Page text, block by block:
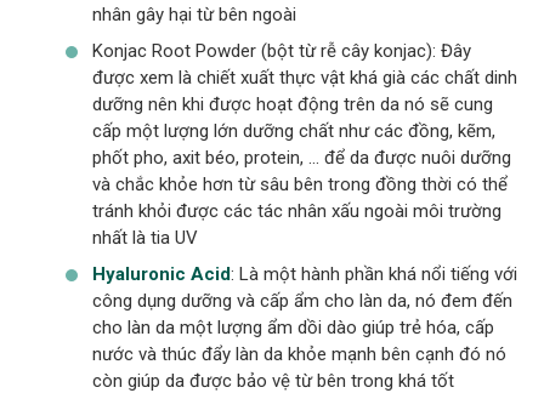
nhân gây hại từ bên ngoài
Konjac Root Powder (bột từ rễ cây konjac): Đây
được xem là chiết xuất thực vật khá già các chất dinh
dưỡng nên khi được hoạt động trên da nó sẽ cung
cấp một lượng lớn dưỡng chất như các đồng, kẽm,
phốt pho, axit béo, protein, … để da được nuôi dưỡng
và chắc khỏe hơn từ sâu bên trong đồng thời có thể
tránh khỏi được các tác nhân xấu ngoài môi trường
nhất là tia UV
Hyaluronic Acid: Là một hành phần khá nổi tiếng với
công dụng dưỡng và cấp ẩm cho làn da, nó đem đến
cho làn da một lượng ẩm dồi dào giúp trẻ hóa, cấp
nước và thúc đẩy làn da khỏe mạnh bên cạnh đó nó
còn giúp da được bảo vệ từ bên trong khá tốt